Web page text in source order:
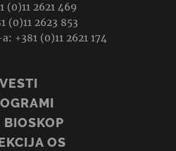
(0)11 2621 469
(0)11 2623 853
+381 (0)11 2621 174
VESTI
BIOSKOP
OS